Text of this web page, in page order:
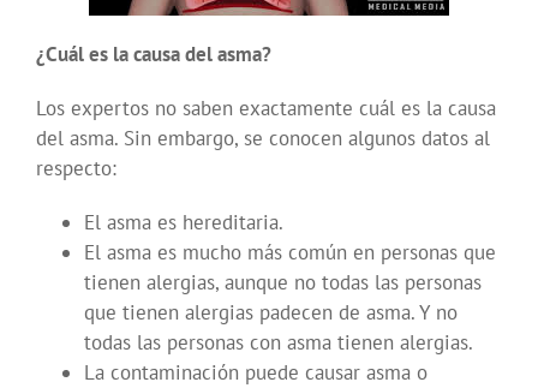
¿Cuál es la causa del asma?
Los expertos no saben exactamente cuál es la causa
del asma. Sin embargo, se conocen algunos datos al
respecto:
El asma es hereditaria.
El asma es mucho más común en personas que
tienen alergias, aunque no todas las personas
que tienen alergias padecen de asma. Y no
todas las personas con asma tienen alergias.
La contaminación puede causar asma o